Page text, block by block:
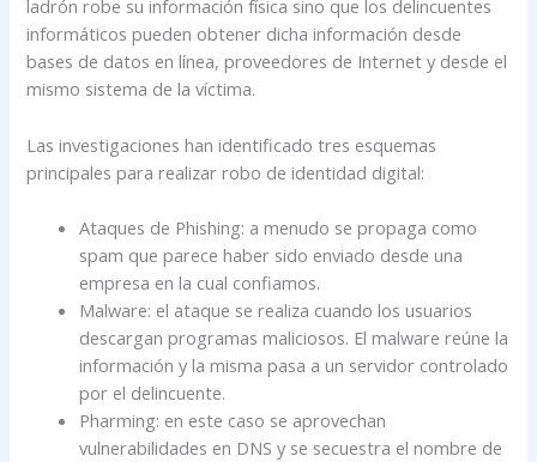
ladrón robe su información física sino que los delincuentes
informáticos pueden obtener dicha información desde
bases de datos en línea, proveedores de Internet y desde el
mismo sistema de la víctima.
Las investigaciones han identificado tres esquemas
principales para realizar robo de identidad digital:
Ataques de Phishing: a menudo se propaga como
spam que parece haber sido enviado desde una
empresa en la cual confiamos.
Malware: el ataque se realiza cuando los usuarios
descargan programas maliciosos. El malware reúne la
información y la misma pasa a un servidor controlado
por el delincuente.
Pharming: en este caso se aprovechan
vulnerabilidades en DNS y se secuestra el nombre de